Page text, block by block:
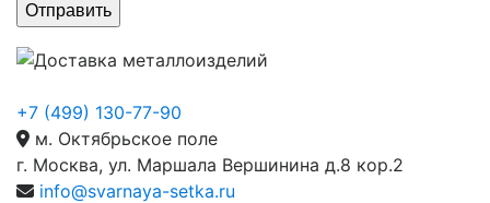
+7 (499) 130-77-90
м. Октябрьское поле
г. Москва, ул. Маршала Вершинина д.8 кор.2
info@svarnaya-setka.ru